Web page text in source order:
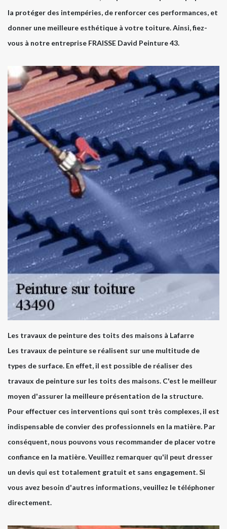
la protéger des intempéries, de renforcer ces performances, et
donner une meilleure esthétique à votre toiture. Ainsi, fiez-
vous à notre entreprise FRAISSE David Peinture 43.
Les travaux de peinture des toits des maisons à Lafarre
Les travaux de peinture se réalisent sur une multitude de
types de surface. En effet, il est possible de réaliser des
travaux de peinture sur les toits des maisons. C'est le meilleur
moyen d'assurer la meilleure présentation de la structure.
Pour effectuer ces interventions qui sont très complexes, il est
indispensable de convier des professionnels en la matière. Par
conséquent, nous pouvons vous recommander de placer votre
confiance en la matière. Veuillez remarquer qu'il peut dresser
un devis qui est totalement gratuit et sans engagement. Si
vous avez besoin d'autres informations, veuillez le téléphoner
directement.